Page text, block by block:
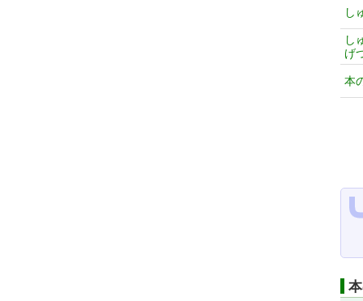
し
し
げ
本